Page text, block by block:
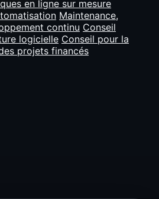
en ligne sur mesure
Maintenance,
continu Conseil
logicielle Conseil pour la
projets financés